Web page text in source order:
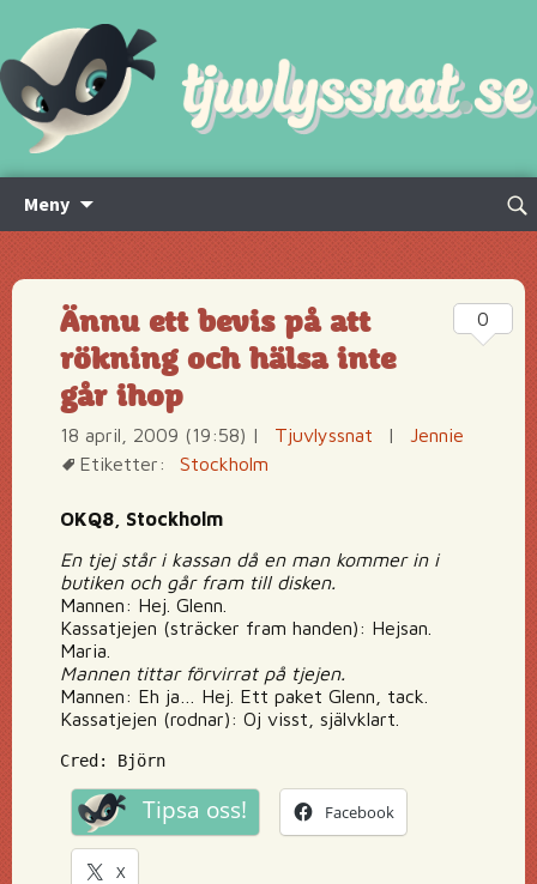
Meny
innehåll
Sök
Ännu ett bevis på att
rökning och hälsa inte
går ihop
18 april, 2009 (19:58) | Tjuvlyssnat |
Jennie
Etiketter:
Stockholm
OKQ8, Stockholm
En tjej står i kassan då en man kommer in i
butiken och går fram till disken.
Mannen: Hej. Glenn.
Kassatjejen (sträcker fram handen): Hejsan.
Maria.
Mannen tittar förvirrat på tjejen.
Mannen: Eh ja… Hej. Ett paket Glenn, tack.
Kassatjejen (rodnar): Oj visst, självklart.
Cred: Björn
Tipsa oss! Facebook
X
0